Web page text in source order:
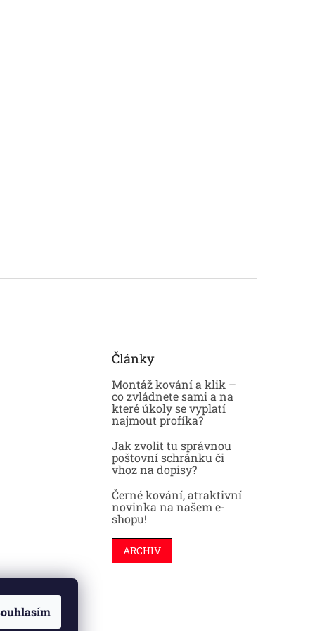
Články
Montáž kování a klik –
co zvládnete sami a na
které úkoly se vyplatí
najmout profíka?
Jak zvolit tu správnou
poštovní schránku či
vhoz na dopisy?
Černé kování, atraktivní
novinka na našem e-
shopu!
ARCHIV